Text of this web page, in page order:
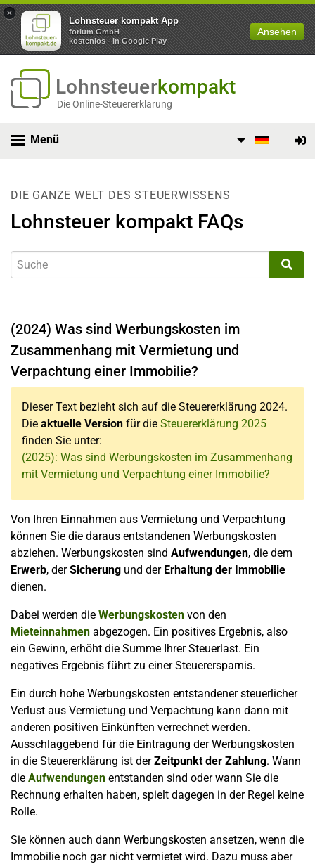
×
Lohnsteuer kompakt App
forium GmbH
kostenlos - In Google Play
Ansehen
Lohnsteuerkompakt
Die Online-Steuererklärung
Menü
DIE GANZE WELT DES STEUERWISSENS
Lohnsteuer kompakt FAQs
(2024) Was sind Werbungskosten im
Zusammenhang mit Vermietung und
Verpachtung einer Immobilie?
Dieser Text bezieht sich auf die Steuererklärung 2024.
Die aktuelle Version für die Steuererklärung 2025
finden Sie unter:
(2025): Was sind Werbungskosten im Zusammenhang
mit Vermietung und Verpachtung einer Immobilie?
Von Ihren Einnahmen aus Vermietung und Verpachtung
können Sie die daraus entstandenen Werbungskosten
abziehen. Werbungskosten sind Aufwendungen, die dem
Erwerb, derSicherung und der Erhaltung der Immobilie
dienen.
Dabei werden die Werbungskosten von den
Mieteinnahmen abgezogen. Ein positives Ergebnis, also
ein Gewinn, erhöht die Summe Ihrer Steuerlast. Ein
negatives Ergebnis führt zu einer Steuerersparnis.
Ein durch hohe Werbungskosten entstandener steuerlicher
Verlust aus Vermietung und Verpachtung kann dann mit
anderen positiven Einkünften verrechnet werden.
Ausschlaggebend für die Eintragung der Werbungskosten
in die Steuererklärung ist derZeitpunkt der Zahlung. Wann
die Aufwendungen entstanden sind oder wann Sie die
Rechnung erhalten haben, spielt dagegen in der Regel keine
Rolle.
Sie können auch dann Werbungskosten ansetzen, wenn die
Immobilie noch gar nicht vermietet wird. Dazu muss aber